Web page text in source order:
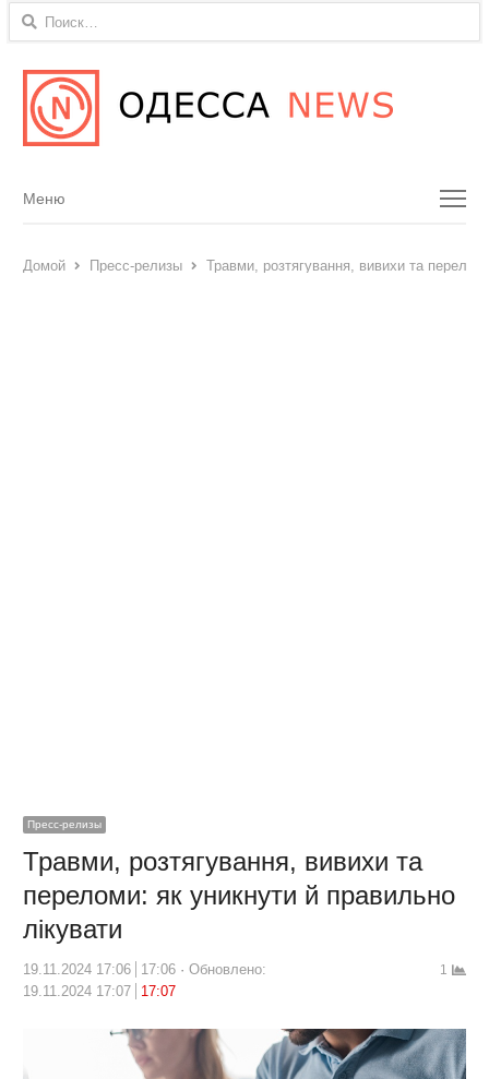
Найти:
Menu
Меню
Домой Пресс-релизы Травми, розтягування, вивихи та
Пресс-релизы
Травми, розтягування, вивихи та
переломи: як уникнути й правильно
лікувати
19.11.2024 17:06 17:06
Обновлено:
19.11.2024 17:07
17:07
1